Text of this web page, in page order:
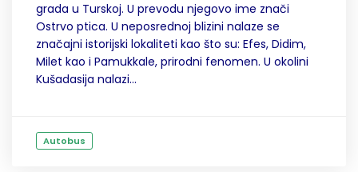
grada u Turskoj. U prevodu njegovo ime znači
Ostrvo ptica. U neposrednoj blizini nalaze se
značajni istorijski lokaliteti kao što su: Efes, Didim,
Milet kao i Pamukkale, prirodni fenomen. U okolini
Kušadasija nalazi...
Autobus